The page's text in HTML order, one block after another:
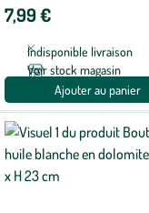
7,99 €
Indisponible livraison
Voir stock magasin
Ajouter au panier